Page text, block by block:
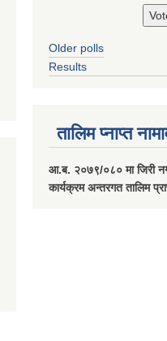
Older polls
Results
तालिम प्नाप्त
आ.ब. २०७९/०८० मा जिरी
कार्यक्रम अन्तरगत तालिम